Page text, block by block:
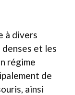
à divers
et les
régime
de
ainsi